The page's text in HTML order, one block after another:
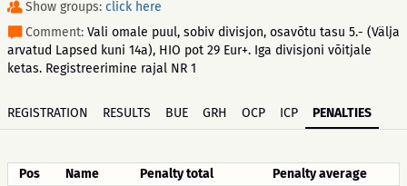
Show groups: click here
Comment: Vali omale puul, sobiv divisjon, osavõtu tasu 5.- (Välja
arvatud Lapsed kuni 14a), HIO pot 29 Eur+. Iga divisjoni võitjale
ketas. Registreerimine rajal NR 1
REGISTRATION RESULTS BUE GRH OCP ICP PENALTIES
Pos Name Penalty total Penalty average